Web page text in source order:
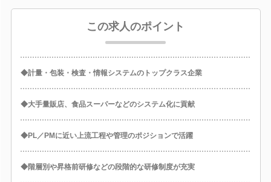
この求人のポイント
◆計量・包装・検査・情報システムのトップクラス企業
◆大手量販店、食品スーパーなどのシステム化に貢献
◆PL／PMに近い上流工程や管理のポジションで活躍
◆階層別や昇格前研修などの段階的な研修制度が充実